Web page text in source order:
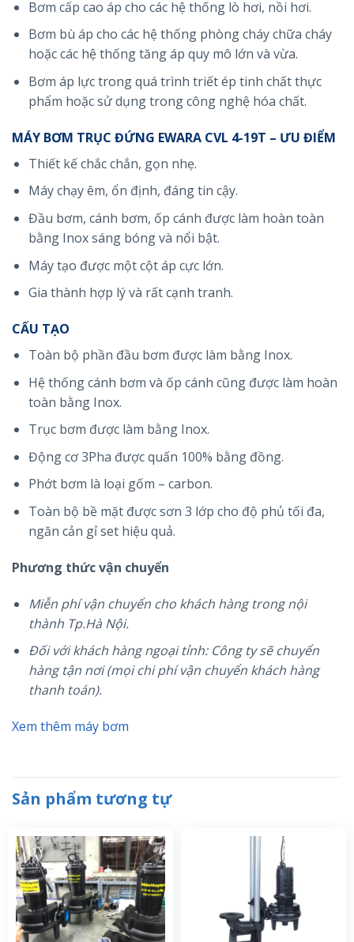
Bơm cấp cao áp cho các hệ thống lò hơi, nồi hơi.
Bơm bù áp cho các hệ thống phòng cháy chữa cháy
hoặc các hệ thống tăng áp quy mô lớn và vừa.
Bơm áp lực trong quá trình triết ép tinh chất thực
phẩm hoặc sử dụng trong công nghệ hóa chất.
MÁY BƠM TRỤC ĐỨNG EWARA CVL 4-19T – ƯU ĐIỂM
Thiết kế chắc chắn, gọn nhẹ.
Máy chạy êm, ổn định, đáng tin cậy.
Đầu bơm, cánh bơm, ốp cánh được làm hoàn toàn
bằng Inox sáng bóng và nổi bật.
Máy tạo được một cột áp cực lớn.
Gia thành hợp lý và rất cạnh tranh.
CẤU TẠO
Toàn bộ phần đầu bơm được làm bằng Inox.
Hệ thống cánh bơm và ốp cánh cũng được làm hoàn
toàn bằng Inox.
Trục bơm được làm bằng Inox.
Động cơ 3Pha được quấn 100% bằng đồng.
Phớt bơm là loại gốm – carbon.
Toàn bộ bề mặt được sơn 3 lớp cho độ phủ tối đa,
ngăn cản gỉ set hiệu quả.
Phương thức vận chuyển
Miễn phí vận chuyển cho khách hàng trong nội
thành Tp.Hà Nội.
Đối với khách hàng ngoại tỉnh: Công ty sẽ chuyển
hàng tận nơi (mọi chi phí vận chuyển khách hàng
thanh toán).
Xem thêm máy bơm
Sản phẩm tương tự